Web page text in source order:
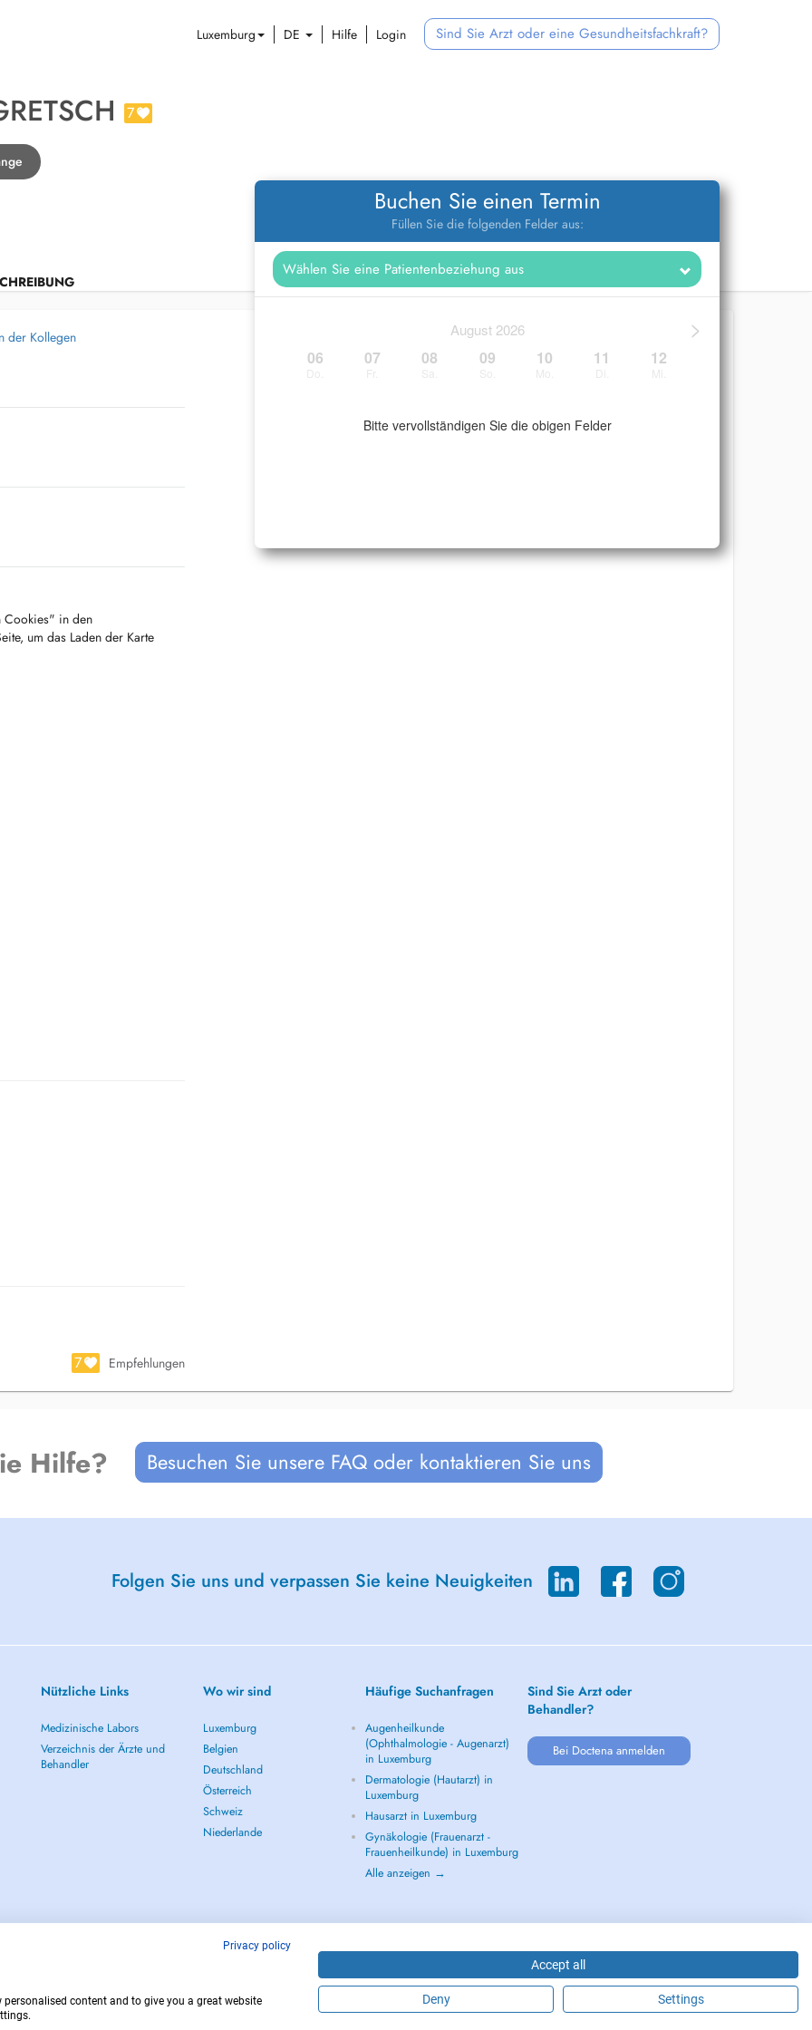
Luxemburg DE Hilfe Login Sind Sie Arzt oder eine Gesundheitsfachkraft?
7
Buchen Sie einen Termin
Füllen Sie die folgenden Felder aus:
>
August 2026
06 07 08 09 10 11 12
Bitte vervollständigen Sie die obigen Felder
der Kollegen
Cookies" in den
um das Laden der Karte
internal medicine,
aktiver an evidenzbaséierter
Liewensqualitéit ze
Interner Medezin,
active et fondée sur les
votre qualité de vie.
und evidenzbasierten
Ziele und Bedürfnisse
zur Verbesserung von
Eingriffen, Innerer
7 Empfehlungen
Hilfe? Besuchen Sie unsere FAQ oder kontaktieren Sie uns
Folgen Sie uns und verpassen Sie keine Neuigkeiten
Nützliche Links
Medizinische Labors
Verzeichnis der Ärzte und
Behandler
Wo wir sind
Luxemburg
Belgien
Deutschland
Österreich
Schweiz
Niederlande
Häufige Suchanfragen
Augenheilkunde
(Ophthalmologie - Augenarzt)
in Luxemburg
Dermatologie (Hautarzt) in
Luxemburg
Hausarzt in Luxemburg
Gynäkologie (Frauenarzt -
Frauenheilkunde) in Luxemburg
Alle anzeigen →
Sind Sie Arzt oder
Behandler?
Bei Doctena anmelden
Copyright © 2026 - DOCTENA S.A. 42, Rue de la Vallée, L-2661 Luxembourg
Privacy policy
content and to give you a great website
Accept all
Deny Settings